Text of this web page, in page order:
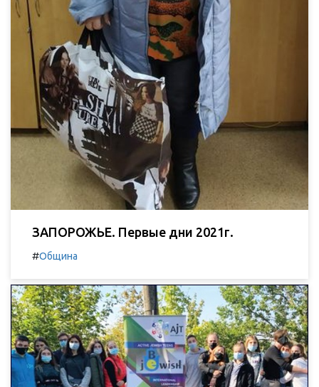
ЗАПОРОЖЬЕ. Первые дни 2021г.
#Община